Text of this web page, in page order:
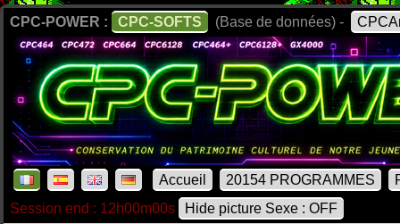
CPC-POWER : CPC-SOFTS (Base de données) -
Accueil 20154 PROGRAMMES
Session end : 12h00m00s
Hide picture Sexe : OFF